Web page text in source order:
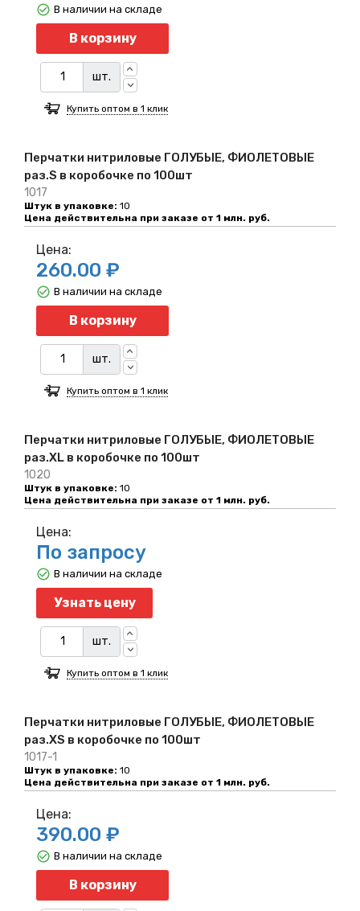
Перчатки нитриловые ГОЛУБЫЕ, ФИОЛЕТОВЫЕ
раз.S в коробочке по 100шт
1017
Штук в упаковке: 10
Цена действительна при заказе от 1 млн. руб.
В корзину
шт.
В наличии на складе
Купить оптом в 1 клик
Перчатки нитриловые ГОЛУБЫЕ, ФИОЛЕТОВЫЕ
раз.XL в коробочке по 100шт
1020
Штук в упаковке: 10
Цена действительна при заказе от 1 млн. руб.
Цена:
260.00 ₽
В корзину
шт.
В наличии на складе
Купить оптом в 1 клик
Перчатки нитриловые ГОЛУБЫЕ, ФИОЛЕТОВЫЕ
раз.XS в коробочке по 100шт
1017-1
Штук в упаковке: 10
Цена действительна при заказе от 1 млн. руб.
Цена:
По запросу
Узнать цену
шт.
В наличии на складе
Купить оптом в 1 клик
Цена:
390.00 ₽
В корзину
В наличии на складе